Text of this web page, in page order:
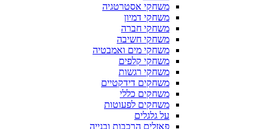
משחקי אסטרטגיה
משחקי דמיון
משחקי חברה
משחקי חשיבה
משחקי מים ואמבטיה
משחקי קלפים
משחקי רגשות
משחקים דידקטיים
משחקים כללי
משחקים לפעוטות
על גלגלים
פאזלים הרכבות ובנייה